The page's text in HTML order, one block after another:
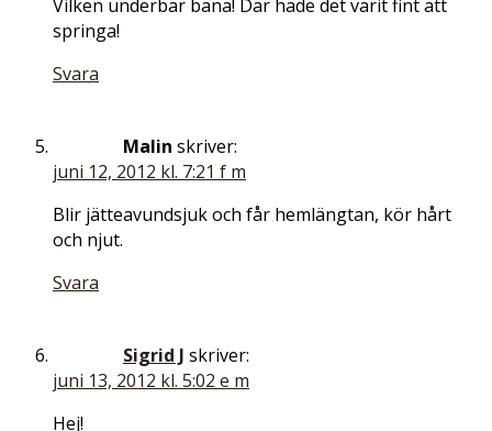
Vilken underbar bana! Där hade det varit fint att
springa!
Svara
Malin skriver:
juni 12, 2012 kl. 7:21 f m
Blir jätteavundsjuk och får hemlängtan, kör hårt
och njut.
Svara
Sigrid J skriver:
juni 13, 2012 kl. 5:02 e m
Hej!